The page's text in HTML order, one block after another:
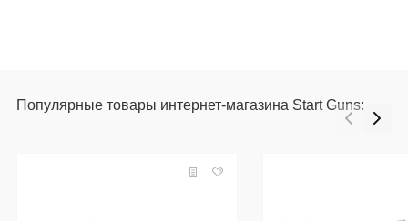
Популярные товары интернет-магазина Start Guns: